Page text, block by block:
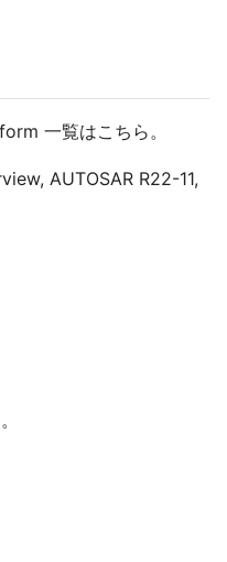
一覧はこちら。
AUTOSAR R22-11,